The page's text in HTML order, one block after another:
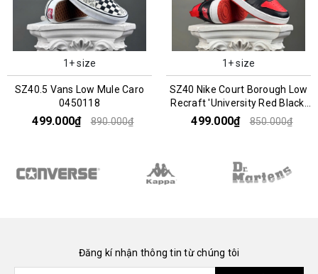
1+ size
SZ40.5 Vans Low Mule Caro
0450118
499.000₫ 890.000₫
1+ size
SZ40 Nike Court Borough Low
Recraft 'University Red Black'
DV5456-600 045352
499.000₫ 850.000₫
Đăng kí nhận thông tin từ chúng tôi